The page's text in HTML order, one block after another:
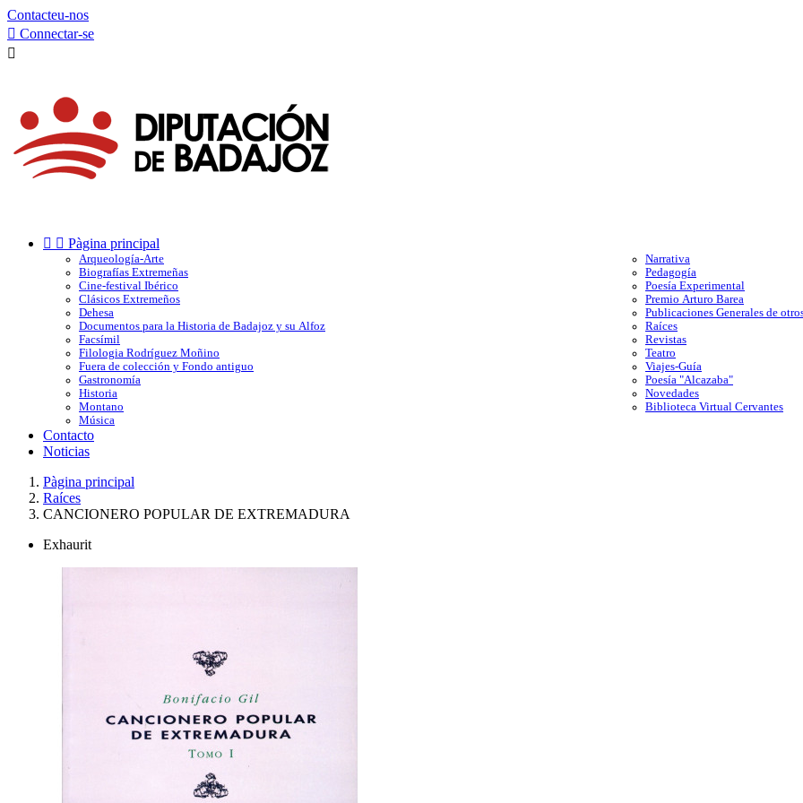
Contacteu-nos
 Connectar-se

  Pàgina principal
Arqueología-Arte
Biografías Extremeñas
Cine-festival Ibérico
Clásicos Extremeños
Dehesa
Documentos para la Historia de Badajoz y su Alfoz
Facsímil
Filologia Rodríguez Moñino
Fuera de colección y Fondo antiguo
Gastronomía
Historia
Montano
Música
Narrativa
Pedagogía
Poesía Experimental
Premio Arturo Barea
Publicaciones Generales de
Raíces
Revistas
Teatro
Viajes-Guía
Poesía "Alcazaba"
Novedades
Biblioteca Virtual Cervantes
Contacto
Noticias
Pàgina principal
Raíces
CANCIONERO POPULAR DE EXTREMADURA
Exhaurit